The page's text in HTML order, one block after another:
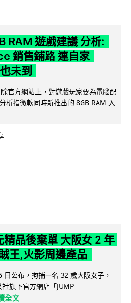
RAM 遊戲建議 分析:
銷售鋪路 連自家
未到
官方網站上，對遊戲玩家要為電腦配
析指微軟同時新推出的 8GB RAM 入
品後棄單 大阪女 2 年
王,火影周邊產品
日公布，拘捕一名 32 歲大阪女子，
旗下官方網店「JUMP
全文